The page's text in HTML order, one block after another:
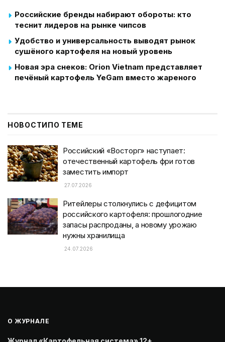
Российские бренды набирают обороты: кто
теснит лидеров на рынке чипсов
Удобство и универсальность выводят рынок
сушёного картофеля на новый уровень
Новая эра снеков: Orion Vietnam представляет
печёный картофель YeGam вместо жареного
НОВОСТИПО ТЕМЕ
Российский «Восторг» наступает:
отечественный картофель фри готов
заместить импорт
27.07.2026
Ритейлеры столкнулись с дефицитом
российского картофеля: прошлогодние
запасы распроданы, а новому урожаю
нужны хранилища
24.07.2026
О ЖУРНАЛЕ